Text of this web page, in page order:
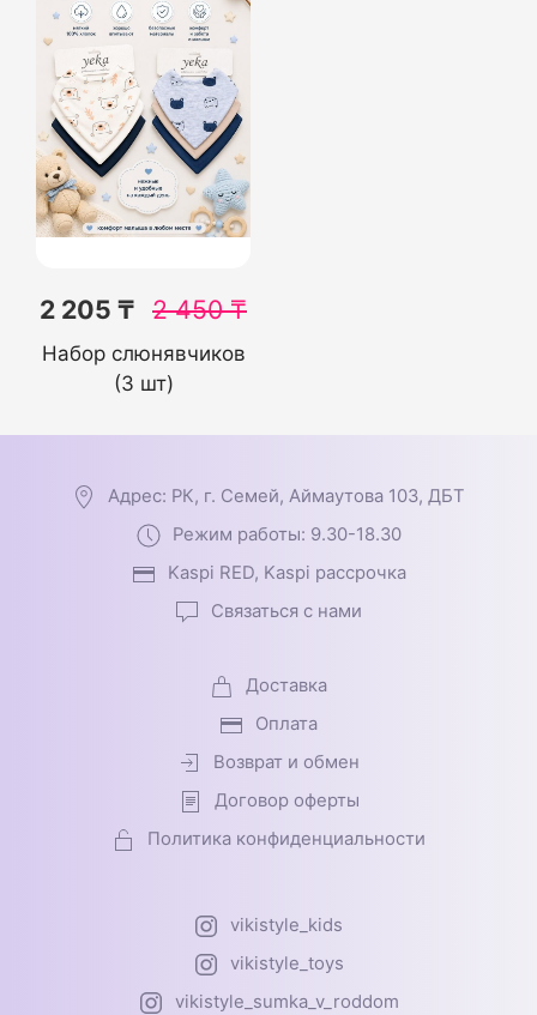
2 205 ₸ 2 450₸
Набор слюнявчиков
(3 шт)
Адрес: РК, г. Семей, Аймаутова 103, ДБТ
Режим работы: 9.30-18.30
Kaspi RED, Kaspi рассрочка
Связаться с нами
Доставка
Оплата
Возврат и обмен
Договор оферты
Политика конфиденциальности
vikistyle_kids
vikistyle_toys
vikistyle_sumka_v_roddom